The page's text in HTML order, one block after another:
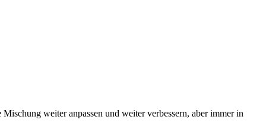
weiter anpassen und weiter verbessern, aber immer in